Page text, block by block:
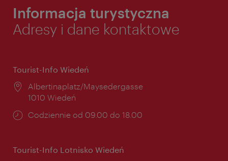
Informacja turystyczna
Adresy i dane kontaktowe
Tourist-Info Wiedeń
Miejsce:
Albertinaplatz/Maysedergasse
1010 Wiedeń
Godziny
Codziennie od 09.00 do 18.00
Tourist-Info Lotnisko Wiedeń